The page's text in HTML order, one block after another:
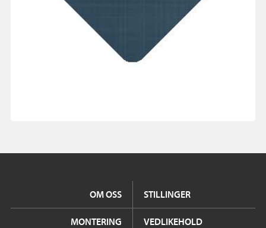
OM OSS STILLINGER
MONTERING VEDLIKEHOLD